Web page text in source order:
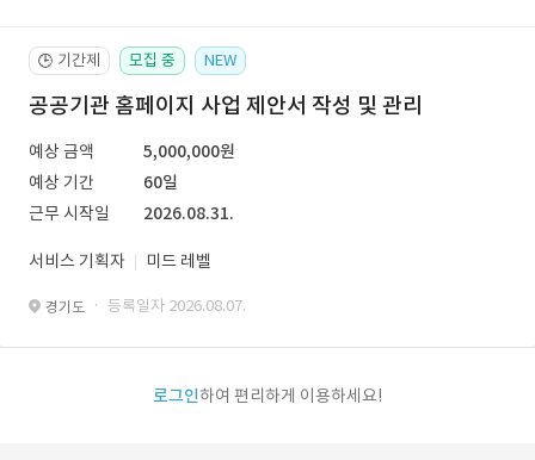
🕒 기간제 모집 중 NEW
공공기관 홈페이지 사업 제안서 작성 및 관리
예상 금액
5,000,000원
예상 기간
60일
근무 시작일
2026.08.31.
서비스 기획자 미드 레벨
경기도 · 등록일자 2026.08.07.
로그인하여 편리하게 이용하세요!